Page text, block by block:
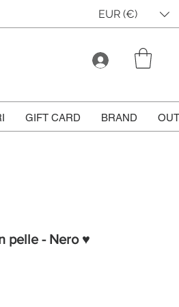
EUR (€)
GIFT CARD BRAND
pelle - Nero ♥